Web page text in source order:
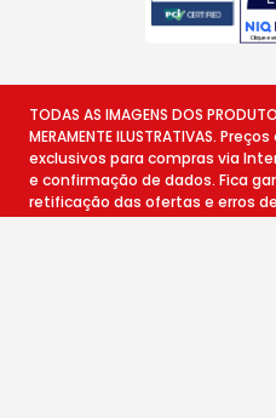
TODAS AS IMAGENS DOS
MERAMENTE ILUSTRATIVAS.
exclusivos para compras via
e confirmação de dados. Fica
retificação das ofertas e erros
veiculados, podendo ser